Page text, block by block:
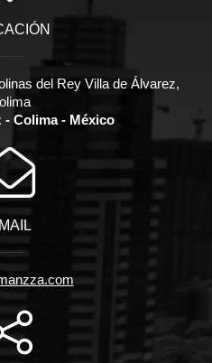
del Rey Villa de Álvarez,
- Colima - México